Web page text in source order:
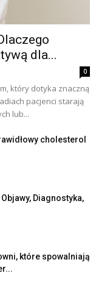
dla...
0
który dotyka znaczną
pacjenci starają
lub...
cholesterol
Diagnostyka,
które spowalniają